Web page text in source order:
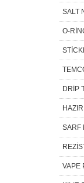
SALT
O-
DRİP
SARF
VAPE